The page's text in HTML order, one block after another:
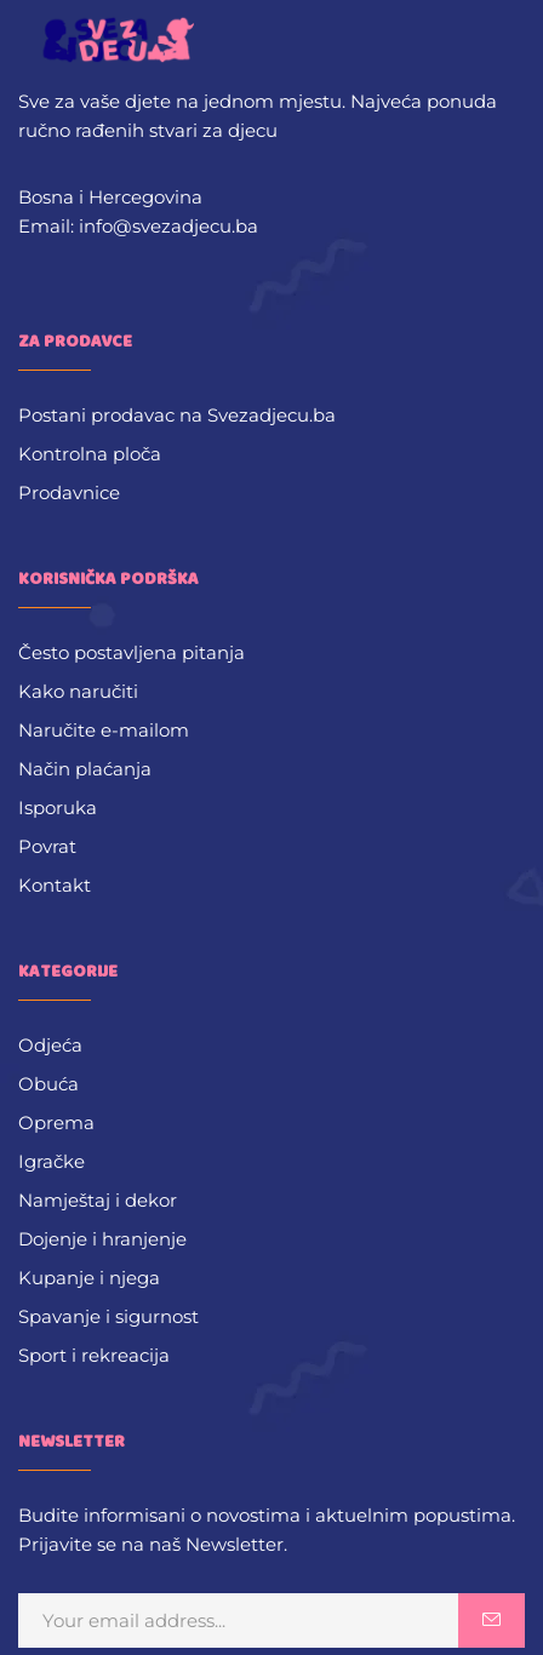
Sve za vaše djete na jednom mjestu. Najveća ponuda
ručno rađenih stvari za djecu
Bosna i Hercegovina
Email: info@svezadjecu.ba
ZA PRODAVCE
Postani prodavac na Svezadjecu.ba
Kontrolna ploča
Prodavnice
KORISNIČKA PODRŠKA
Često postavljena pitanja
Kako naručiti
Naručite e-mailom
Način plaćanja
Isporuka
Povrat
Kontakt
KATEGORIJE
Odjeća
Obuća
Oprema
Igračke
Namještaj i dekor
Dojenje i hranjenje
Kupanje i njega
Spavanje i sigurnost
Sport i rekreacija
NEWSLETTER
Budite informisani o novostima i aktuelnim popustima.
Prijavite se na naš Newsletter.